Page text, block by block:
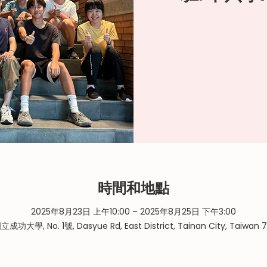
時間和地點
2025年8月23日 上午10:00 – 2025年8月25日 下午3:00
成功大學, No. 1號, Dasyue Rd, East District, Tainan City, Taiwan